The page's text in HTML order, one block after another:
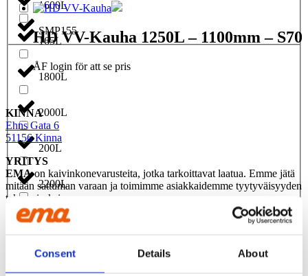
Consent Details About
SMP155
1600L
165L
1800L
2000L
200L
2200L
240L
2500L
HD VV-Kauha 1250L – 1100mm – S70
ÅF login för att se pris
KINNA
Ehns Gata 6
51156 Kinna
YRITYS
EMAon kaivinkonevarusteita, jotka tarkoittavat laatua. Emme jätä
mitään sattuman varaan ja toimimme asiakkaidemme tyytyväisyyden
takaamiseksi
OTA YHTEYS
EMA